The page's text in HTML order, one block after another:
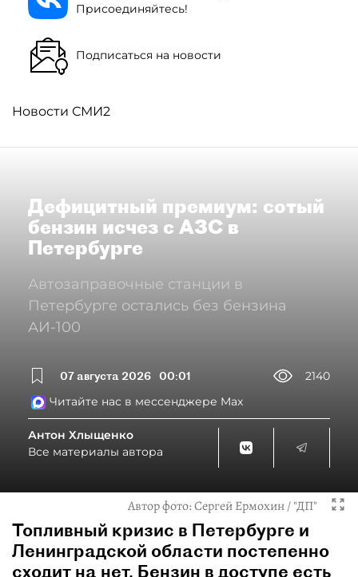
Присоединяйтесь!
Подписаться на новости
Новости СМИ2
Дефицитный премиум: сотый
бензин исчез с АЗС в
Петербурге
Автозаправочные станции в
Петербурге остались без бензина
АИ-100
07 августа 2026 00:01
2140
Читайте нас в мессенджере Max
Антон Хлыщенко
Все материалы автора
Автор фото:Сергей Ермохин / "ДП"
Топливный кризис в Петербурге и
Ленинградской области постепенно
сходит на нет. Бензин в доступе есть